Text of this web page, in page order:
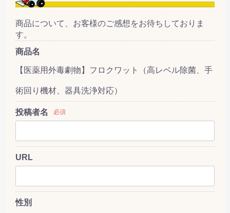
商品について、お客様のご感想をお待ちしておりま
す。
商品名
【医薬用外毒劇物】フロクワット（高レベル除菌、手
術回り機材、器具洗浄対応）
投稿者名 必須
URL
性別